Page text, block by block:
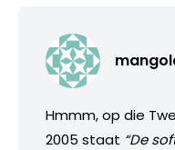
Hmmm, op die
2005 staat “De